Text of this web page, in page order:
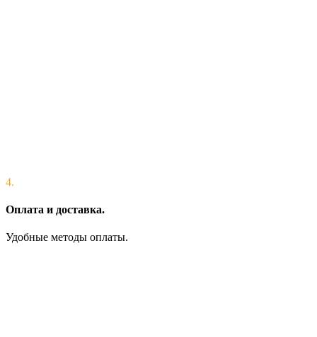
4.
Оплата и доставка.
Удобные методы оплаты.